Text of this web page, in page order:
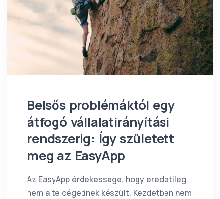
Belsős problémáktól egy
átfogó vállalatirányítási
rendszerig: Így született
meg az EasyApp
Az EasyApp érdekessége, hogy eredetileg
nem a te cégednek készült. Kezdetben nem